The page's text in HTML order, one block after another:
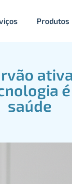
Produtos
saúde